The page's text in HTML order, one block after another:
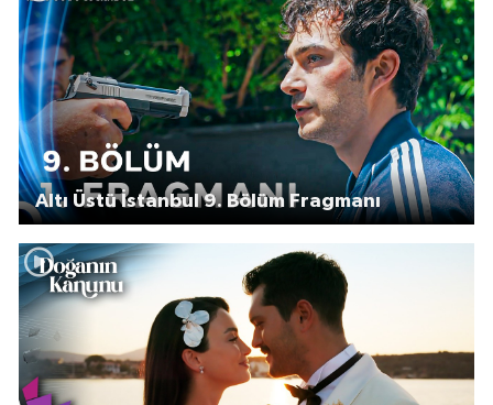
Altı Üstü İstanbul 9. Bölüm Fragmanı